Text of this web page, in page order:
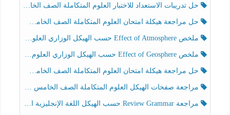
حل تدريبات الاستعداد للاختبار العلوم المتكاملة الصف الخامس عام الفصل الثالث
حل مراجعة هيكلة امتحان العلوم المتكاملة الصف الخامس انسبير الفصل الثالث
ملخص Effect of Atmosphere حسب الهيكل الوزاري العلوم المتكاملة الصف الخامس انسبير الفصل الثالث
ملخص Effect of Geosphere حسب الهيكل الوزاري العلوم المتكاملة الصف الخامس انسبير الفصل الثالث
حل مراجعة هيكلة امتحان العلوم المتكاملة الصف الخامس عام الفصل الثالث
مراجعة صفحات الهيكل العلوم المتكاملة الصف الخامس انسبير الفصل الثالث
مراجعة Review Grammar حسب الهيكل اللغة الإنجليزية الصف الخامس الفصل الثالث